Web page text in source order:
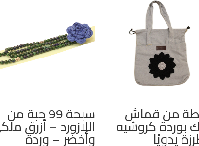
من قماش
بوردة كروشيه
يدويًا
سبحة 99 حبة من
اللازورد – أزرق
وأخضر – وردة